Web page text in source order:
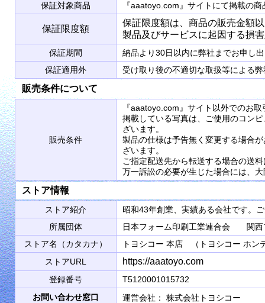
保証対象商品 『aaatoyo.com』サイトにて掲載の
保証限度額
保証限度額は、商品の販売金額
製品及びサービスに起因する損
保証期間
納品より30日以内に弊社までお申し
保証適用外
受け取り後の不適切な取扱等による
販売条件について
販売条件
『aaatoyo.com』サイト以外でのお
掲載している写真は、ご使用のコン
ざいます。
製品の仕様は予告無く変更する場合
ざいます。
ご指定配送先から転送する場合の送
万一訴訟の必要が生じた場合には、
ストア情報
ストア紹介
昭和43年創業、実績ある会社です。
所属団体
日本フォーム印刷工業連合会 関
ストア名（カタカナ）
トヨシコー 本店 （トヨシコー ホン
ストアURL
https://aaatoyo.com
登録番号
T5120001015732
お問い合わせ窓口
運営会社： 株式会社トヨシコ